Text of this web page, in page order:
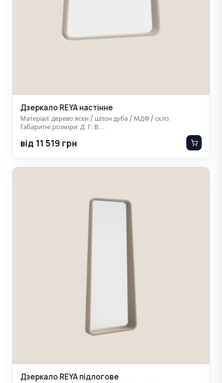
Дзеркало REYA настінне
Матеріал: дерево ясен / шпон дуба / МДФ / скло.
Габаритні розміри: Д: Г: В:…
від 11 519 грн
Дзеркало REYA підлогове